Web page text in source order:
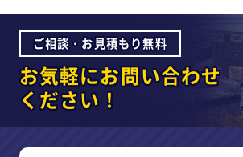
ご相談・お見積もり無料
お気軽にお問い合わせ
ください！